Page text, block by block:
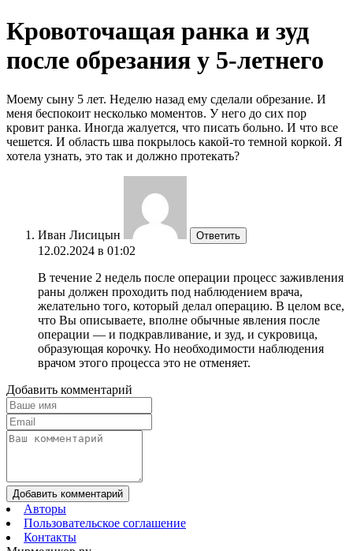
Кровоточащая ранка и зуд
после обрезания у 5-летнего
Моему сыну 5 лет. Неделю назад ему сделали обрезание. И
меня беспокоит несколько моментов. У него до сих пор
кровит ранка. Иногда жалуется, что писать больно. И что все
чешется. И область шва покрылось какой-то темной коркой. Я
хотела узнать, это так и должно протекать?
Иван Лисицын Ответить
12.02.2024 в 01:02
В течение 2 недель после операции процесс заживления
раны должен проходить под наблюдением врача,
желательно того, который делал операцию. В целом все,
что Вы описываете, вполне обычные явления после
операции — и подкравливание, и зуд, и сукровица,
образующая корочку. Но необходимости наблюдения
врачом этого процесса это не отменяет.
Добавить комментарий
Добавить комментарий
Авторы
Пользовательское соглашение
Контакты